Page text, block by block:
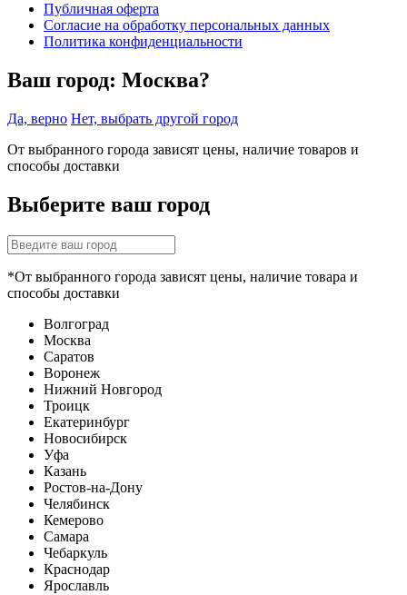
Публичная оферта
Согласие на обработку персональных данных
Политика конфиденциальности
Ваш город: Москва?
Да, верно Нет, выбрать другой город
От выбранного города зависят цены, наличие товаров и
способы доставки
Выберите ваш город
*От выбранного города зависят цены, наличие товара и
способы доставки
Волгоград
Москва
Саратов
Воронеж
Нижний Новгород
Троицк
Екатеринбург
Новосибирск
Уфа
Казань
Ростов-на-Дону
Челябинск
Кемерово
Самара
Чебаркуль
Краснодар
Ярославль